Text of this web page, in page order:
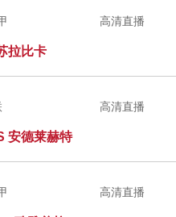
拉比卡
高清直播
安德莱赫特
高清直播
高清直播